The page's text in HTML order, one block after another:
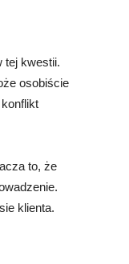
tej kwestii.
osobiście
to, że
klienta.